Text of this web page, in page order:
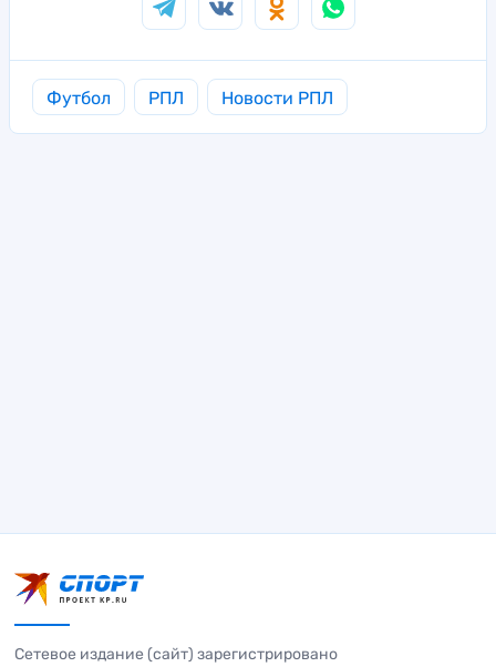
Футбол РПЛ Новости РПЛ
Сетевое издание (сайт) зарегистрировано